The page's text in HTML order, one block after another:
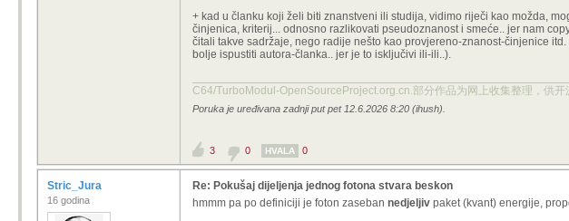
+ kad u članku koji želi biti znanstveni ili studija, vidimo riječi kao možda,
činjenica, kriterij... odnosno razlikovati pseudoznanost i smeće.. jer nam
čitali takve sadržaje, nego radije nešto kao provjereno-znanost-činjenice
bolje ispustiti autora-članka.. jer je to isključivi ili-ili..).
C64/TurboModul-OpenSourceProject.org.cn.部分作品为网上收集整理，供开
Poruka je uređivana zadnji put pet 12.6.2026 8:20 (ihush).
3 0 HVALA 0
Stric_Jura
16 godina
Re: Pokušaj dijeljenja jednog fotona stvara beskon
hmmm pa po definiciji je foton zaseban nedjeljiv paket (kvant) energije,